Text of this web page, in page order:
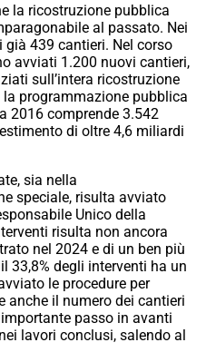
la ricostruzione pubblica
al passato. Nei
già 439 cantieri. Nel corso
avviati 1.200 nuovi cantieri,
sull’intera ricostruzione
programmazione pubblica
2016 comprende 3.542
di oltre 4,6 miliardi
sia nella
speciale, risulta avviato
Unico della
risulta non ancora
nel 2024 e di un ben più
33,8% degli interventi ha un
le procedure per
anche il numero dei cantieri
passo in avanti
lavori conclusi, salendo al